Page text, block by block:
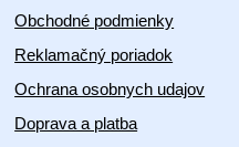
Obchodné podmienky
Reklamačný poriadok
Ochrana osobnych udajov
Doprava a platba